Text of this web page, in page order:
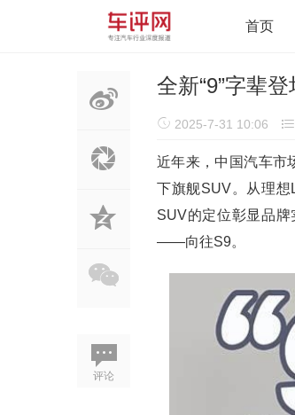
首页
评论
全新“9”字辈
2025-7-31 10:06
近年来，中国汽车
下旗舰SUV。从理
SUV的定位彰显品
——向往S9。